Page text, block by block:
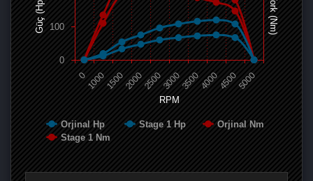
RPM
Güç (Hp) Tork (Nm)
Orjinal Hp Stage 1 Hp
Orjinal Nm
Stage 1 Nm
0 100015002000250030003500400045005000
0
100